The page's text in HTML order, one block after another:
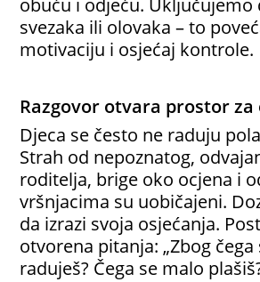
svezaka ili olovaka – to
motivaciju i osjećaj kontrole.
Razgovor otvara prostor za
Djeca se često ne raduju
Strah od nepoznatog,
roditelja, brige oko ocjena i
vršnjacima su uobičajeni.
da izrazi svoja osjećanja.
otvorena pitanja: „Zbog čega
raduješ? Čega se malo